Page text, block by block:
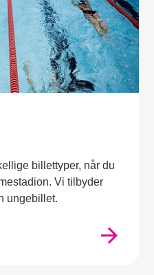
billettyper, når du
Vi tilbyder
ungebillet.